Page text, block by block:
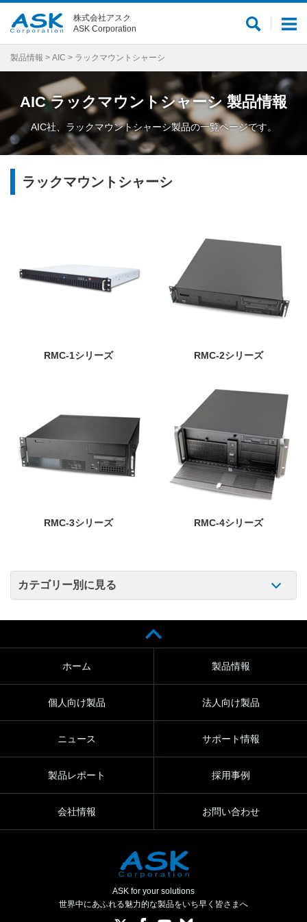
メ
ー
サ
内
検
索
株式会社アスク
ASK Corporation
製品情報 > AIC > ラックマウントシャーシ
AIC ラックマウントシャーシ 製品情報
AIC社、ラックマウントシャーシ製品の一覧ページです。
ラックマウントシャーシ
RMC-1シリーズ RMC-2シリーズ
RMC-3シリーズ RMC-4シリーズ
カテゴリー別に見る
ホーム 製品情報
個人向け製品 法人向け製品
ニュース サポート情報
製品レポート 採用事例
会社情報 お問い合わせ
ASK for your solutions
世界中にあふれる魅力的な製品をいち早く皆さまへ